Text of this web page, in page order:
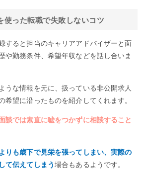
使った転職で失敗しないコツ
すると担当のキャリアアドバイザーと面
や勤務条件、希望年収などを話し合いま
うな情報を元に、扱っている非公開求人
希望に沿ったものを紹介してくれます。
談では素直に嘘をつかずに相談すること
りも歳下で見栄を張ってしまい、実際の
て伝えてしまう場合もあるようです。